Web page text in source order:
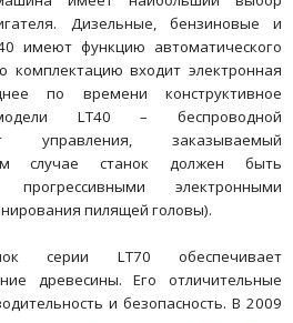
Дизельные, бензиновые и
имеют функцию автоматического
комплектацию входит электронная
по времени конструктивное
модели LT40 – беспроводной
управления, заказываемый
случае станок должен быть
электронными
пилящей головы).
серии LT70 обеспечивает
древесины. Его отличительные
и безопасность. В 2009